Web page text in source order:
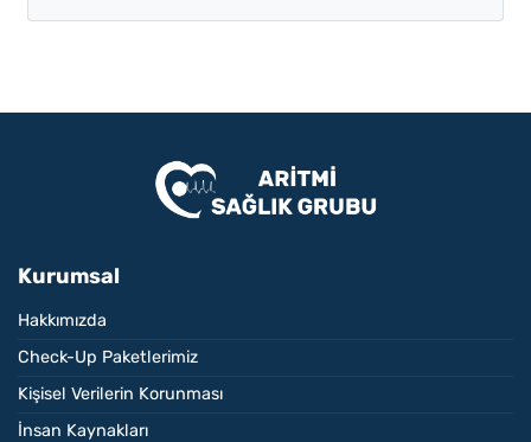
Kurumsal
Hakkımızda
Check-Up Paketlerimiz
Kişisel Verilerin Korunması
İnsan Kaynakları